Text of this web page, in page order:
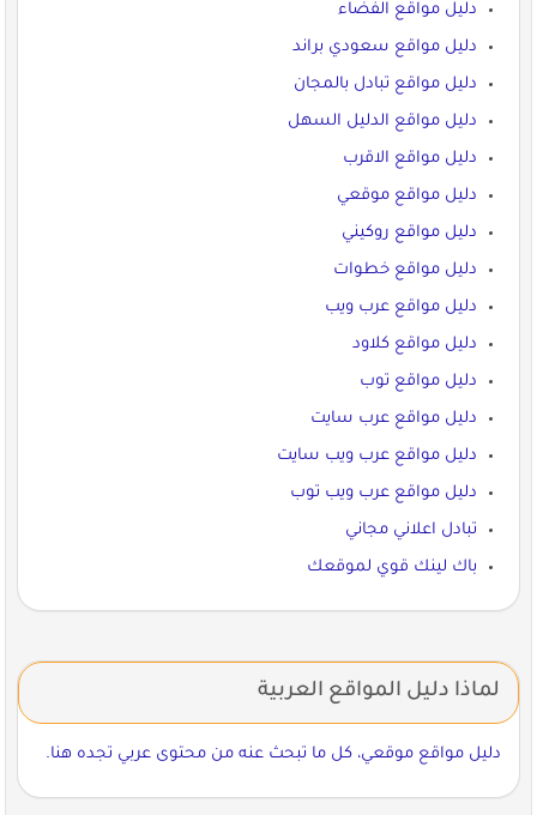
دليل مواقع الفضاء
دليل مواقع سعودي براند
دليل مواقع تبادل بالمجان
دليل مواقع الدليل السهل
دليل مواقع الاقرب
دليل مواقع موقعي
دليل مواقع روكيني
دليل مواقع خطوات
دليل مواقع عرب ويب
دليل مواقع كلاود
دليل مواقع توب
دليل مواقع عرب سايت
دليل مواقع عرب ويب سايت
دليل مواقع عرب ويب توب
تبادل اعلاني مجاني
باك لينك قوي لموقعك
لماذا دليل المواقع العربية
دليل مواقع موقعي، كل ما تبحث عنه من محتوى عربي تجده هنا.